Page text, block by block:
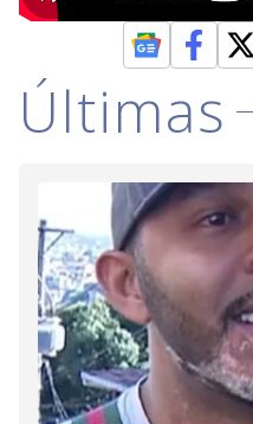
Últimas